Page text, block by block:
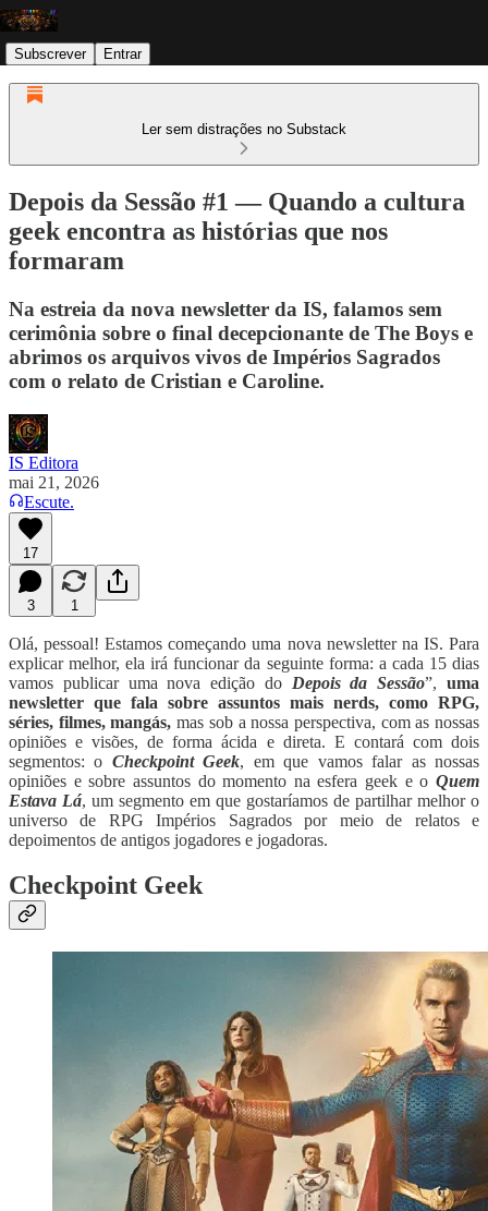
Subscrever Entrar
Ler sem distrações no Substack
Depois da Sessão #1 — Quando a cultura
geek encontra as histórias que nos
formaram
Na estreia da nova newsletter da IS, falamos sem
cerimônia sobre o final decepcionante de The Boys e
abrimos os arquivos vivos de Impérios Sagrados
com o relato de Cristian e Caroline.
IS Editora
mai 21, 2026
Escute.
17
3 1
Olá, pessoal! Estamos começando uma nova newsletter na IS. Para
explicar melhor, ela irá funcionar da seguinte forma: a cada 15 dias
vamos publicar uma nova edição do Depois da Sessão”,uma
newsletter que fala sobre assuntos mais nerds, como RPG,
séries, filmes, mangás, mas sob a nossa perspectiva, com as nossas
opiniões e visões, de forma ácida e direta. E contará com dois
segmentos: o Checkpoint Geek, em que vamos falar as nossas
opiniões e sobre assuntos do momento na esfera geek e o Quem
Estava Lá, um segmento em que gostaríamos de partilhar melhor o
universo de RPG Impérios Sagrados por meio de relatos e
depoimentos de antigos jogadores e jogadoras.
Checkpoint Geek